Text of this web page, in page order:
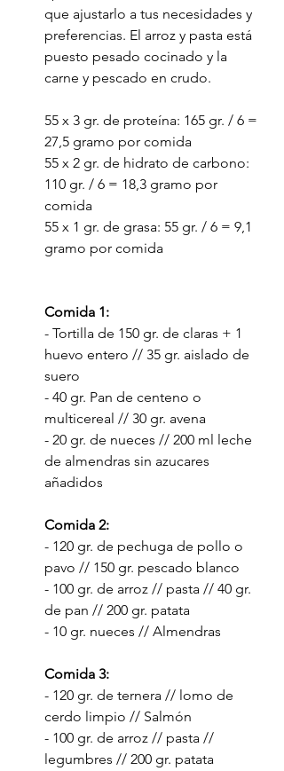
que ajustarlo a tus necesidades y
preferencias. El arroz y pasta está
puesto pesado cocinado y la
carne y pescado en crudo.
55 x 3 gr. de proteína: 165 gr. / 6 =
27,5 gramo por comida
55 x 2 gr. de hidrato de carbono:
110 gr. / 6 = 18,3 gramo por
comida
55 x 1 gr. de grasa: 55 gr. / 6 = 9,1
gramo por comida
Comida 1:
- Tortilla de 150 gr. de claras + 1
huevo entero // 35 gr. aislado de
suero
- 40 gr. Pan de centeno o
multicereal // 30 gr. avena
- 20 gr. de nueces // 200 ml leche
de almendras sin azucares
añadidos
Comida 2:
- 120 gr. de pechuga de pollo o
pavo // 150 gr. pescado blanco
- 100 gr. de arroz // pasta // 40 gr.
de pan // 200 gr. patata
- 10 gr. nueces // Almendras
Comida 3:
- 120 gr. de ternera // lomo de
cerdo limpio // Salmón
- 100 gr. de arroz // pasta //
legumbres // 200 gr. patata